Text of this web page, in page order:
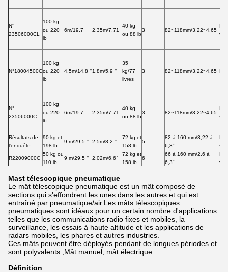
N°
23506000CL
100 kg
ou 220
lb
6m/19.7 2.35m/7.71
40 kg
ou 88 lb
3 82~118mm/3,22~4,65
Ne
N°18004500C
100 kg
ou 220
lb
4.5m/14.8 ′′1.8m/5.9 ′′
35
kg/77
livres
3 82~118mm/3,22~4,65
N°
23506000C
100 kg
ou 220
lb
6m/19.7 2.35m/7.71
40 kg
ou 88 lb
3 82~118mm/3,22~4,65
Ne
Résultats de
l'enquête
90 kg et
198 lb
9 m/29,5 ′′ 2.5m/8.2 ′′
72 kg et
158 lb
5
82 à 160 mm/3,22 à
6,3"
Ne
R22009000C
50 kg ou
110 lb
9 m/29,5 ′′ 2.02m/6.6 ̊
72 kg et
158 lb
6
66 à 160 mm/2,6 à
6,3"
Ne
Mast télescopique pneumatique
Le mât télescopique pneumatique est un mât composé de
sections qui s'effondrent les unes dans les autres et qui est
entraîné par pneumatique/air.Les mâts télescopiques
pneumatiques sont idéaux pour un certain nombre d'applications
telles que les communications radio fixes et mobiles, la
surveillance, les essais à haute altitude et les applications de
radars mobiles, les phares et autres industries.
Ces mâts peuvent être déployés pendant de longues périodes et
sont polyvalents.,Mât manuel, mât électrique.
Définition